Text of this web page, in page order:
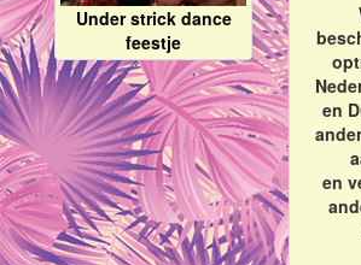
Under strick dance
feestje
en
en